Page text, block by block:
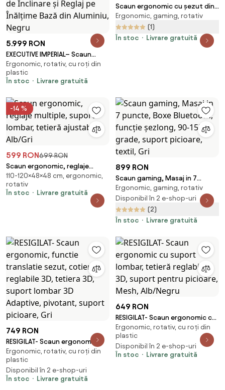
5.999 RON
EXECUTIVE IMPERIAL– Scaun
Directorial Premium, Tapițerie
din Piele PU Calitativă, Furnir
Curbat Finisaj Nuc, Funcție de
Bază din Aluminiu, Negru
Ergonomic, rotativ, cu roți din
plastic
În stoc
Livrare gratuită
Scaun ergonomic cu șezut din
plasă și suport lombar dinamic,
tetiera 3D, cotiere rabatabile,
Alb/Gri
Ergonomic, gaming, rotativ
(1)
În stoc
Livrare gratuită
-14 %
599 RON699 RON
Scaun ergonomic, reglaje
multiple, suport lombar, tetieră
ajustabilă, Alb/Gri
110-120×48×48 cm, ergonomic,
rotativ
În stoc
Livrare gratuită
899 RON
Scaun gaming, Masaj in 7
puncte, Boxe Bluetooth,
funcție șezlong, 90-155 grade,
suport picioare, textil, Gri
Ergonomic, gaming, rotativ
Disponibil în 2 e-shop-uri
(2)
În stoc
Livrare gratuită
749 RON
RESIGILAT- Scaun ergonomic,
functie translatie sezut,
cotiere reglabile 3D, tetiera 3D,
suport lombar 3D Adaptive,
pivotant, suport picioare, Gri
Ergonomic, rotativ, cu roți din
plastic
Disponibil în 2 e-shop-uri
În stoc
Livrare gratuită
649 RON
RESIGILAT- Scaun ergonomic cu
suport lombar, tetieră reglabilă
3D, suport pentru picioare,
Mesh, Alb/Negru
Ergonomic, rotativ, cu roți din
plastic
Disponibil în 2 e-shop-uri
În stoc
Livrare gratuită